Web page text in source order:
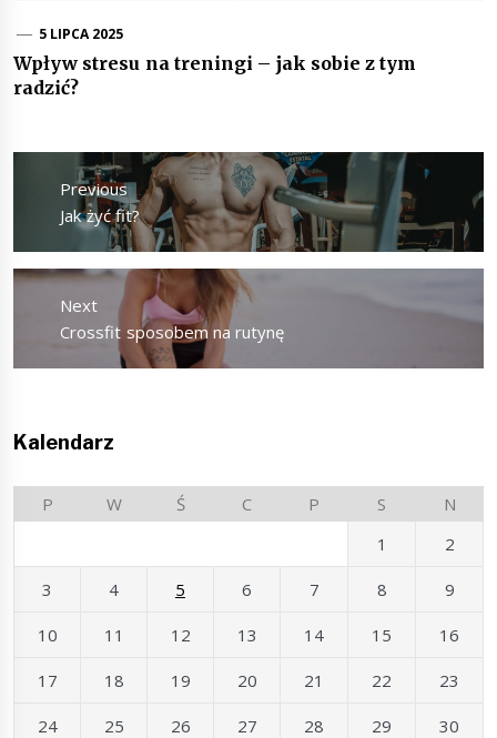
5 LIPCA 2025
Wpływ stresu na treningi – jak sobie z tym
radzić?
Nawigacja
wpisuPrevious
Previous
Jak żyć fit?
Next
Next
Crossfit sposobem na rutynę
Kalendarz
P W Ś C P S
N
1
2
3 4 5 6 7 8 9
10 11 12 13 14 15 16
17 18 19 20 21 22 23
24 25 26 27 28 29 30